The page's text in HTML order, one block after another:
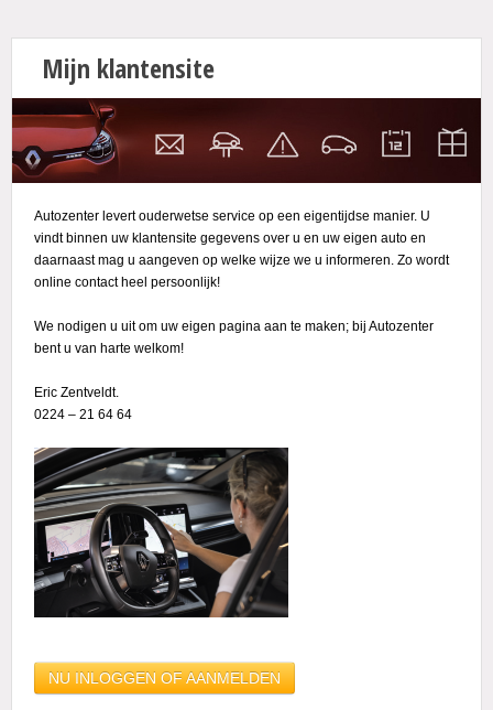
Mijn klantensite
Autozenter levert ouderwetse service op een eigentijdse manier. U
vindt binnen uw klantensite gegevens over u en uw eigen auto en
daarnaast mag u aangeven op welke wijze we u informeren. Zo wordt
online contact heel persoonlijk!
We nodigen u uit om uw eigen pagina aan te maken; bij Autozenter
bent u van harte welkom!
Eric Zentveldt.
0224 – 21 64 64
NU INLOGGEN OF AANMELDEN